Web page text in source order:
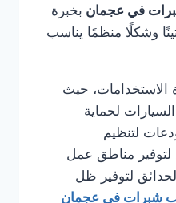
في عجمان بخبرة
وشكلًا منظمًا يناسب
الاستخدامات، حيث
لحماية
لتنظيم
لتوفير مناطق عمل
لتوفير ظل
شبرات في عجمان